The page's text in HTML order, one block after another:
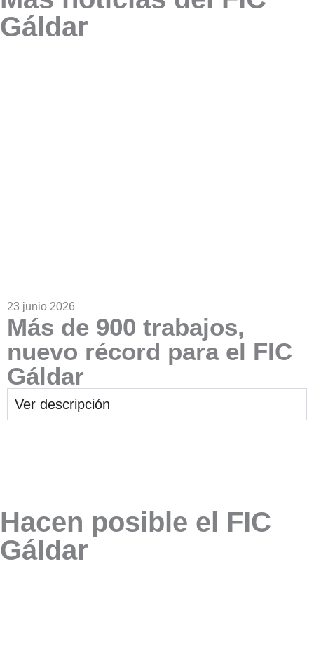
Gáldar
23 junio 2026
Más de 900 trabajos,
nuevo récord para el FIC
Gáldar
Ver descripción
Hacen posible el FIC
Gáldar